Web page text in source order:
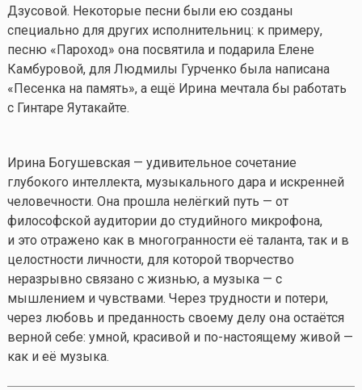
Дзусовой. Некоторые песни были ею созданы
специально для других исполнительниц: к примеру,
песню «Пароход» она посвятила и подарила Елене
Камбуровой, для Людмилы Гурченко была написана
«Песенка на память», а ещё Ирина мечтала бы работать
с Гинтаре Яутакайте.
Ирина Богушевская — удивительное сочетание
глубокого интеллекта, музыкального дара и искренней
человечности. Она прошла нелёгкий путь — от
философской аудитории до студийного микрофона,
и это отражено как в многогранности её таланта, так и в
целостности личности, для которой творчество
неразрывно связано с жизнью, а музыка — с
мышлением и чувствами. Через трудности и потери,
через любовь и преданность своему делу она остаётся
верной себе: умной, красивой и по-настоящему живой —
как и её музыка.